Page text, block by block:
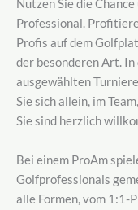
Nutzen Sie die
Professional.
Profis auf dem
der besonderen Art.
ausgewählten
Sie sich allein, im
Sie sind herzlich
Bei einem ProAm
Golfprofessionals
alle Formen, vom 1:1-